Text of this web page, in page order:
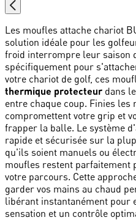
Les moufles attache chariot
solution idéale pour les
froid interrompre leur saison
spécifiquement pour
votre chariot de golf, ces
thermique protecteur dans
entre chaque coup. Finies les
compromettent votre grip et
frapper la balle. Le système
rapide et sécurisée sur la
qu'ils soient manuels ou
moufles restent parfaitement
votre parcours. Cette
garder vos mains au chaud
libérant instantanément pour
sensation et un contrôle